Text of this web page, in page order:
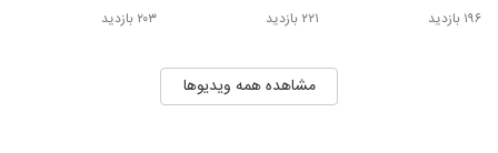
۱۹۶ بازدید ۲۲۱ بازدید ۲۰۳ بازدید
مشاهده همه ویدیوها